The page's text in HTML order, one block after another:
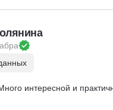
интересной и